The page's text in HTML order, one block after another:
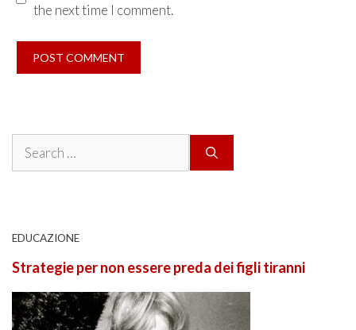
the next time I comment.
Search
EDUCAZIONE
Strategie per non essere preda dei figli tiranni